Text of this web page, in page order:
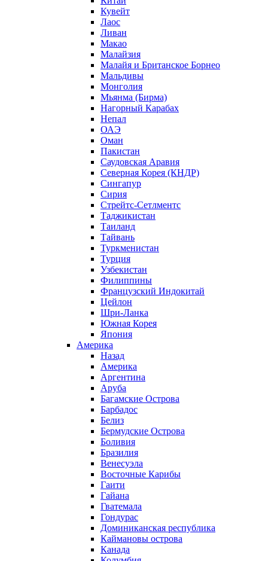
Кувейт
Лаос
Ливан
Макао
Малайзия
Малайя и Британское Борнео
Мальдивы
Монголия
Мьянма (Бирма)
Нагорный Карабах
Непал
ОАЭ
Оман
Пакистан
Саудовская Аравия
Северная Корея (КНДР)
Сингапур
Сирия
Стрейтс-Сетлментс
Таджикистан
Таиланд
Тайвань
Туркменистан
Турция
Узбекистан
Филиппины
Французский Индокитай
Цейлон
Шри-Ланка
Южная Корея
Япония
Америка
Назад
Америка
Аргентина
Аруба
Багамские Острова
Барбадос
Белиз
Бермудские Острова
Боливия
Бразилия
Венесуэла
Восточные Карибы
Гаити
Гайана
Гватемала
Гондурас
Доминиканская республика
Каймановы острова
Канада